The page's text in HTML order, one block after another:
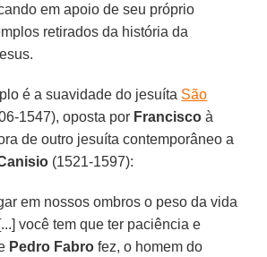
em apoio de seu próprio
retirados da história da
é a suavidade do jesuíta São
1547), oposta por Francisco à
de outro jesuíta contemporâneo a
(1521-1597):
em nossos ombros o peso da vida
você tem que ter paciência e
Pedro Fabro fez, o homem do